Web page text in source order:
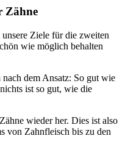
Zähne
unsere Ziele für die zweiten
wie möglich behalten
dem Ansatz: So gut wie
ist so gut, wie die
wieder her. Dies ist also
von Zahnfleisch bis zu den